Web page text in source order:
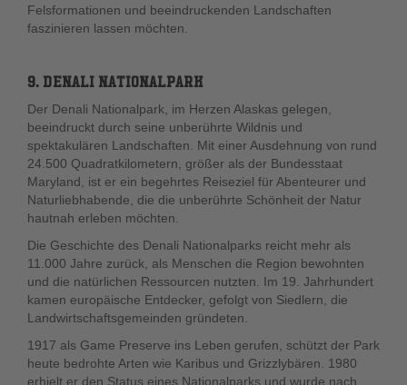
Felsformationen und beeindruckenden Landschaften
faszinieren lassen möchten.
9. DENALI NATIONALPARK
Der Denali Nationalpark, im Herzen Alaskas gelegen,
beeindruckt durch seine unberührte Wildnis und
spektakulären Landschaften. Mit einer Ausdehnung von rund
24.500 Quadratkilometern, größer als der Bundesstaat
Maryland, ist er ein begehrtes Reiseziel für Abenteurer und
Naturliebhabende, die die unberührte Schönheit der Natur
hautnah erleben möchten.
Die Geschichte des Denali Nationalparks reicht mehr als
11.000 Jahre zurück, als Menschen die Region bewohnten
und die natürlichen Ressourcen nutzten. Im 19. Jahrhundert
kamen europäische Entdecker, gefolgt von Siedlern, die
Landwirtschaftsgemeinden gründeten.
1917 als Game Preserve ins Leben gerufen, schützt der Park
heute bedrohte Arten wie Karibus und Grizzlybären. 1980
erhielt er den Status eines Nationalparks und wurde nach